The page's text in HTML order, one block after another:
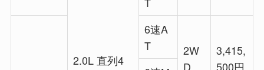
2.0L 直列4
6速A
T
2W
D
3,415,
500円